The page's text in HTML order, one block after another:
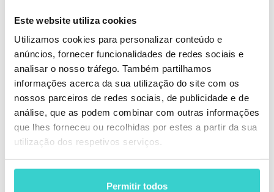
Este website utiliza cookies
Utilizamos cookies para personalizar conteúdo e
anúncios, fornecer funcionalidades de redes sociais e
analisar o nosso tráfego. Também partilhamos
informações acerca da sua utilização do site com os
nossos parceiros de redes sociais, de publicidade e de
análise, que as podem combinar com outras informações
que lhes forneceu ou recolhidas por estes a partir da sua
utilização dos respetivos serviços.
Permitir todos
inicializado, os princípios descritos acima refletem as
recondicionadores.
Os dispositivos irrecuperáveis são excluídos do fluxo
de testes automatizados. No entanto, uma abordagem
sistemática garante que nenhuma unidade com
potencial de reparação seja descartada
prematuramente.
Considerações finais
O motivo pelo qual um telefone não liga pode variar
entre uma simples bateria descarregada e uma avaria